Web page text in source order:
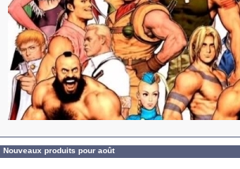
Nouveaux produits pour août